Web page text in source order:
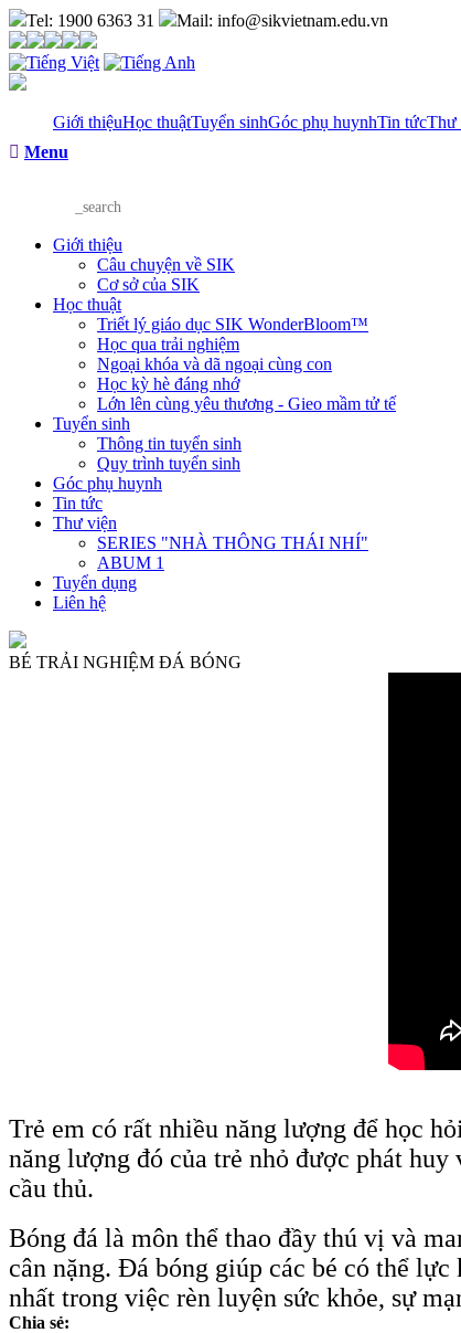
Tel: 1900 6363 31 Mail: info@sikvietnam.edu.vn
Giới thiệuHọc thuậtTuyển sinhGóc phụ huynhTin tứcThư
Menu
Giới thiệu
Câu chuyện về SIK
Cơ sở của SIK
Học thuật
Triết lý giáo dục SIK WonderBloom™
Học qua trải nghiệm
Ngoại khóa và dã ngoại cùng con
Học kỳ hè đáng nhớ
Lớn lên cùng yêu thương - Gieo mầm tử tế
Tuyển sinh
Thông tin tuyển sinh
Quy trình tuyển sinh
Góc phụ huynh
Tin tức
Thư viện
SERIES "NHÀ THÔNG THÁI NHÍ"
ABUM 1
Tuyển dụng
Liên hệ
BÉ TRẢI NGHIỆM ĐÁ BÓNG
Trẻ em có rất nhiều năng lượng để học
năng lượng đó của trẻ nhỏ được phát
cầu thủ.
Bóng đá là môn thể thao đầy thú vị và
cân nặng. Đá bóng giúp các bé có thể
nhất trong việc rèn luyện sức khỏe, sự
Chia sẻ: